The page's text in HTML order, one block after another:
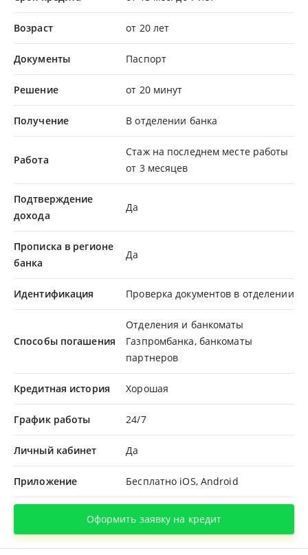
Возраст от 20 лет
Документы Паспорт
Решение от 20 минут
Получение В отделении банка
Работа
Стаж на последнем месте работы
от 3 месяцев
Подтверждение
дохода
Да
Прописка в регионе
банка
Да
Идентификация Проверка документов в отделении
Способы погашения
Отделения и банкоматы
Газпромбанка, банкоматы
партнеров
Кредитная история Хорошая
График работы 24/7
Личный кабинет Да
Приложение Бесплатно iOS, Android
Оформить заявку на кредит